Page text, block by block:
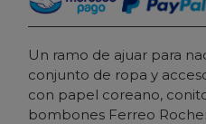
Un ramo de ajuar para
conjunto de ropa y
con papel coreano,
bombones Ferreo